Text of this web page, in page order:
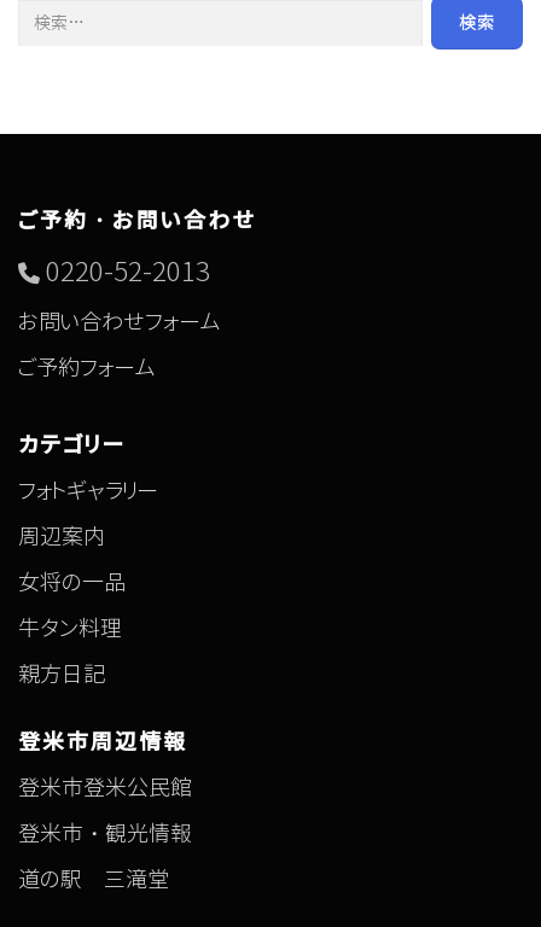
ご予約・お問い合わせ
0220-52-2013
お問い合わせフォーム
ご予約フォーム
カテゴリー
フォトギャラリー
周辺案内
女将の一品
牛タン料理
親方日記
登米市周辺情報
登米市登米公民館
登米市・観光情報
道の駅 三滝堂